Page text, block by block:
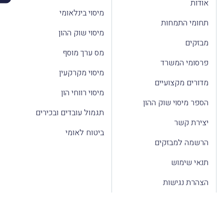
אודות
תחומי התמחות
מבזקים
פרסומי המשרד
מדורים מקצועיים
הספר מיסוי שוק ההון
יצירת קשר
הרשמה למבזקים
תנאי שימוש
הצהרת נגישות
מיסוי בינלאומי
מיסוי שוק ההון
מס ערך מוסף
מיסוי מקרקעין
מיסוי רווחי הון
תגמול עובדים ובכירים
ביטוח לאומי